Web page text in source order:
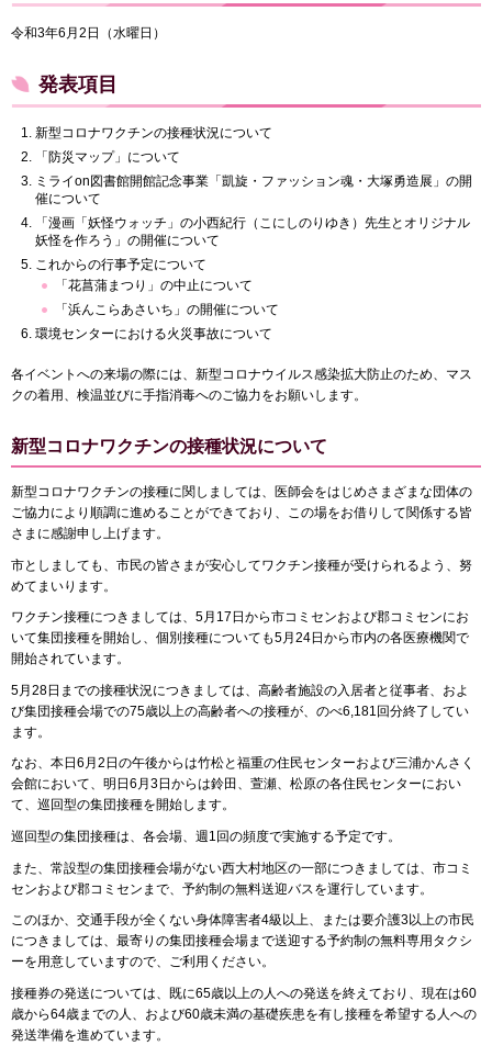
令和3年6月2日（水曜日）
発表項目
新型コロナワクチンの接種状況について
「防災マップ」について
ミライon図書館開館記念事業「凱旋・ファッション魂・大塚勇造展」の開
催について
「漫画「妖怪ウォッチ」の小西紀行（こにしのりゆき）先生とオリジナル
妖怪を作ろう」の開催について
これからの行事予定について
「花菖蒲まつり」の中止について
「浜んこらあさいち」の開催について
環境センターにおける火災事故について
各イベントへの来場の際には、新型コロナウイルス感染拡大防止のため、マス
クの着用、検温並びに手指消毒へのご協力をお願いします。
新型コロナワクチンの接種状況について
新型コロナワクチンの接種に関しましては、医師会をはじめさまざまな団体の
ご協力により順調に進めることができており、この場をお借りして関係する皆
さまに感謝申し上げます。
市としましても、市民の皆さまが安心してワクチン接種が受けられるよう、努
めてまいります。
ワクチン接種につきましては、5月17日から市コミセンおよび郡コミセンにお
いて集団接種を開始し、個別接種についても5月24日から市内の各医療機関で
開始されています。
5月28日までの接種状況につきましては、高齢者施設の入居者と従事者、およ
び集団接種会場での75歳以上の高齢者への接種が、のべ6,181回分終了してい
ます。
なお、本日6月2日の午後からは竹松と福重の住民センターおよび三浦かんさく
会館において、明日6月3日からは鈴田、萱瀬、松原の各住民センターにおい
て、巡回型の集団接種を開始します。
巡回型の集団接種は、各会場、週1回の頻度で実施する予定です。
また、常設型の集団接種会場がない西大村地区の一部につきましては、市コミ
センおよび郡コミセンまで、予約制の無料送迎バスを運行しています。
このほか、交通手段が全くない身体障害者4級以上、または要介護3以上の市民
につきましては、最寄りの集団接種会場まで送迎する予約制の無料専用タクシ
ーを用意していますので、ご利用ください。
接種券の発送については、既に65歳以上の人への発送を終えており、現在は60
歳から64歳までの人、および60歳未満の基礎疾患を有し接種を希望する人への
発送準備を進めています。